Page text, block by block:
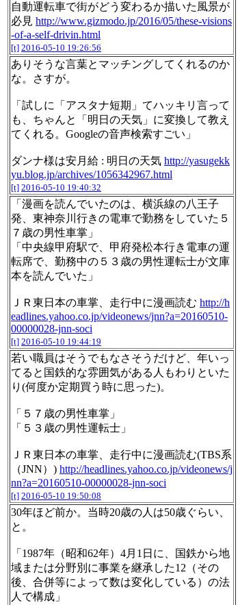
自動運転車で街がどう変わるか描いた風景が
必見 http://www.gizmodo.jp/2016/05/these-visions
-of-a-self-drivin.html
[t] 2016-05-10 19:26:56
ありそうな言葉とマッチングしてくれるのか
な。さすが。
「試しに「アスタナ短期」てハッキリ言って
も、ちゃんと「明日の天気」に変換して教え
てくれる。Googleの音声検索すごい」
ダンナ様は安月給 : 明日の天気 http://yasugekk
yu.blog.jp/archives/1056342967.html
[t] 2016-05-10 19:40:32
「漫画を読んでいたのは、横浜線の八王子
発、東神奈川行きの電車で勤務をしていた５
７歳の男性車掌」
「中央線甲府駅で、甲府発松本行き電車の運
転席で、勤務中の５３歳の男性運転士が文庫
本を読んでいた」
ＪＲ東日本の車掌、走行中に漫画読む http://h
eadlines.yahoo.co.jp/videonews/jnn?a=20160510-
00000028-jnn-soci
[t] 2016-05-10 19:44:19
若い職員はそうでもなさそうだけど、年いっ
てると国鉄的な雰囲気がある人もわりといた
り(何度か定期買う時に思った)。
「５７歳の男性車掌」
「５３歳の男性運転士」
ＪＲ東日本の車掌、走行中に漫画読む(TBS系
（JNN）) http://headlines.yahoo.co.jp/videonews/j
nn?a=20160510-00000028-jnn-soci
[t] 2016-05-10 19:50:08
30年ほど前か。当時20歳の人は50歳ぐらい、
と。
「1987年（昭和62年）4月1日に、国鉄から地
域または分野別に事業を継承した12（その
後、合併等によって数は変化している）の法
人で構成」